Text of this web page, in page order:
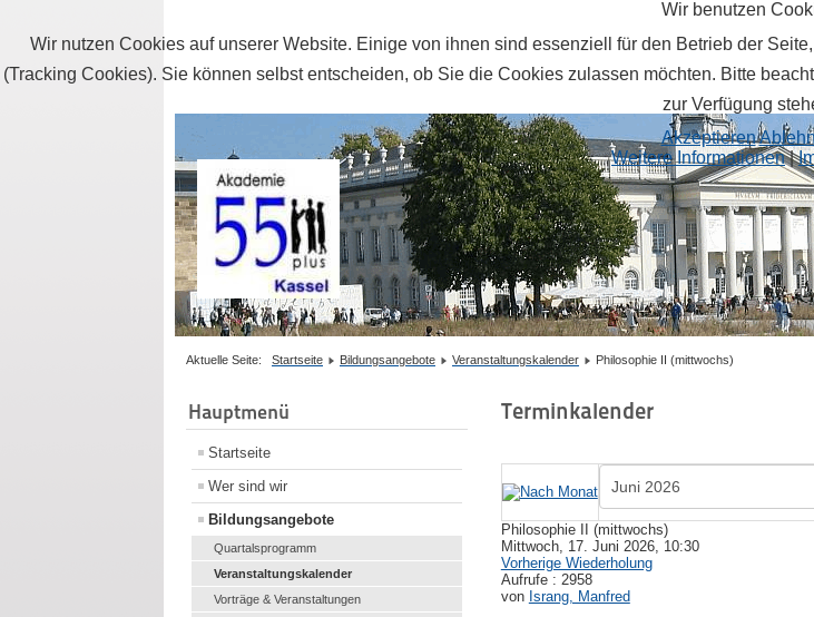
Aktuelle Seite: Startseite Bildungsangebote Veranstaltungskalender Philosophie II (mittwochs)
Hauptmenü
Startseite
Wer sind wir
Bildungsangebote
Quartalsprogramm
Veranstaltungskalender
Vorträge & Veranstaltungen
Terminkalender
Philosophie II (mittwochs)
Mittwoch, 17. Juni 2026, 10:30
Vorherige Wiederholung
Aufrufe: 2958
von Israng, Manfred
Wir benutzen
Wir nutzen Cookies auf unserer Website. Einige von ihnen sind essenziell für den Betrieb der
(Tracking Cookies). Sie können selbst entscheiden, ob Sie die Cookies zulassen möchten. Bitte
zur Verfügung
Akzeptieren
Weitere Informationen|